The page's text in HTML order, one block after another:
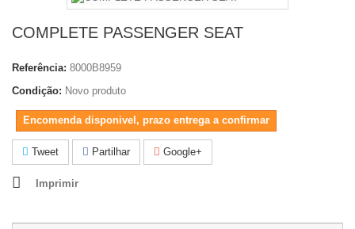
COMPLETE PASSENGER SEAT
Referência: 8000B8959
Condição: Novo produto
Encomenda disponivel, prazo entrega a confirmar
Tweet Partilhar Google+
Imprimir